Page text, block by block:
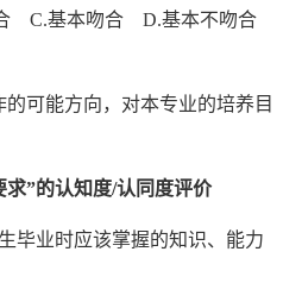
C.基本吻合 D.基本不吻合
可能方向，对本专业的培养目
求”的认知度/认同度评价
毕业时应该掌握的知识、能力